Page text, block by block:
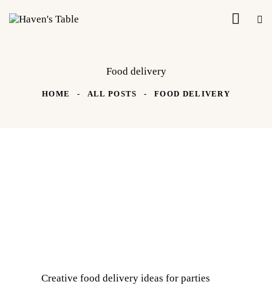
Food delivery
HOME ALL POSTS FOOD DELIVERY
Creative food delivery ideas for parties